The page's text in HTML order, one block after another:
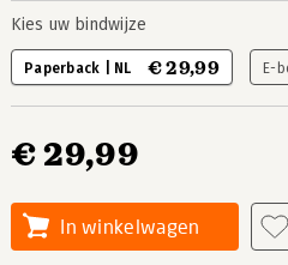
Kies uw bindwijze
Paperback | NL € 29,99 E-
€ 29,99
In winkelwagen